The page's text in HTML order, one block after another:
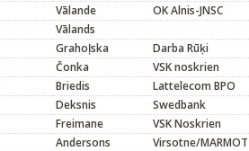
Vālande
OK Alnis-JNSC
Vālands
Grahoļska
Darba Rūķi
Čonka
VSK noskrien
Briedis
Lattelecom BPO
Deksnis
Swedbank
Freimane
VSK Noskrien
Andersons
Virsotne/MARMOT